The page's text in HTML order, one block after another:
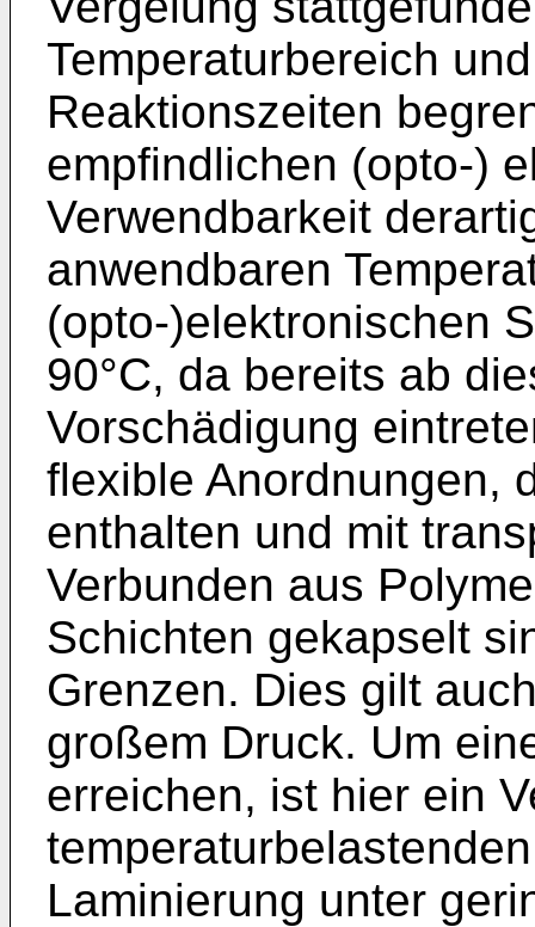
Temperaturbereich
Reaktionszeiten
empfindlichen (opto-)
Verwendbarkeit
anwendbaren
(opto-)elektronischen
90°C, da bereits ab
Vorschädigung
flexible Anordnungen,
enthalten und mit
Verbunden aus
Schichten gekapselt
Grenzen. Dies gilt
großem Druck. Um
erreichen, ist hier ein
Laminierung unter